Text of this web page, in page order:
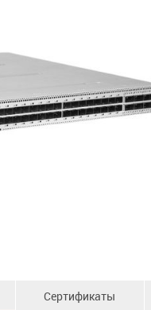
Сертификаты